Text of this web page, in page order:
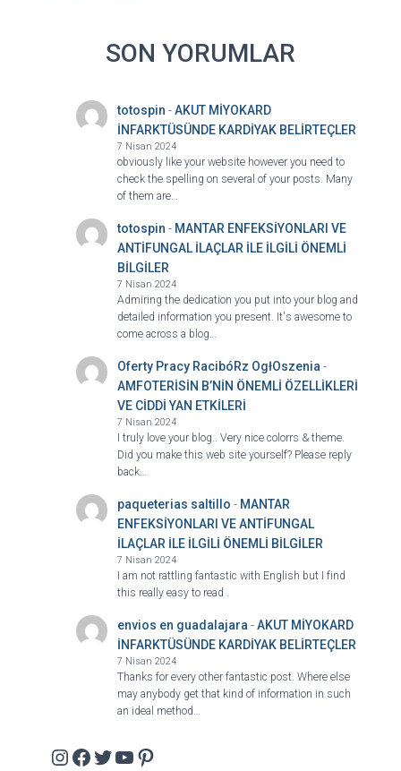
SON YORUMLAR
totospin -AKUT MİYOKARD
İNFARKTÜSÜNDE KARDİYAK BELİRTEÇLER
7 Nisan 2024
obviously like your website however you need to
check the spelling on several of your posts. Many
of them are…
totospin - MANTAR ENFEKSİYONLARI VE
ANTİFUNGAL İLAÇLAR İLE İLGİLİ ÖNEMLİ
BİLGİLER
7 Nisan 2024
Admiring the dedication you put into your blog and
detailed information you present. It's awesome to
come across a blog…
Oferty Pracy RacibóRz OgłOszenia-
AMFOTERİSİN B’NİN ÖNEMLİ ÖZELLİKLERİ
VE CİDDİ YAN ETKİLERİ
7 Nisan 2024
I truly love your blog.. Very nice colorrs & theme.
Did you make this web site yourself? Please reply
back…
paqueterias saltillo - MANTAR
ENFEKSİYONLARI VE ANTİFUNGAL
İLAÇLAR İLE İLGİLİ ÖNEMLİ BİLGİLER
7 Nisan 2024
I am not rattling fantastic with English but I find
this really easy to read .
envios en guadalajara-AKUT MİYOKARD
İNFARKTÜSÜNDE KARDİYAK BELİRTEÇLER
7 Nisan 2024
Thanks for every other fantastic post. Where else
may anybody get that kind of information in such
an ideal method…
Instagram Facebook Twitter YouTube Pinterest